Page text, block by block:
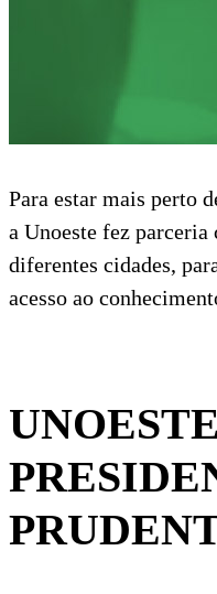
Para estar mais perto
a Unoeste fez
diferentes cidades,
acesso ao